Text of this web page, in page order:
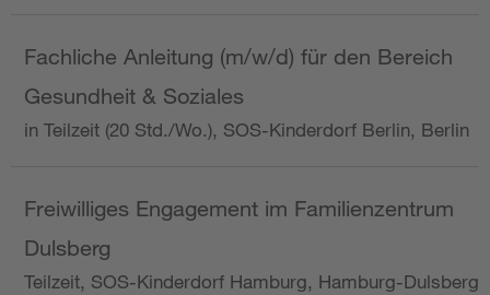
Fachliche Anleitung (m/w/d) für den Bereich
Gesundheit & Soziales
in Teilzeit (20 Std./Wo.), SOS-Kinderdorf Berlin, Berlin
Freiwilliges Engagement im Familienzentrum
Dulsberg
Teilzeit, SOS-Kinderdorf Hamburg, Hamburg-Dulsberg